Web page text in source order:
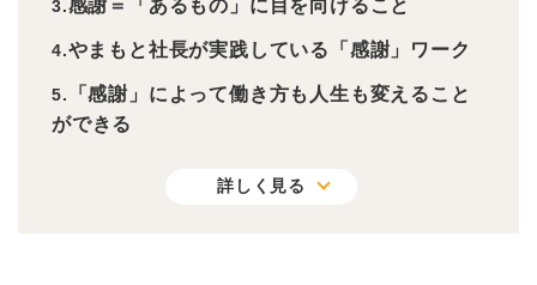
感謝＝「あるもの」に目を向けること
やまもと社長が実践している「感謝」ワーク
「感謝」によって働き方も人生も変えること
ができる
詳しく見る